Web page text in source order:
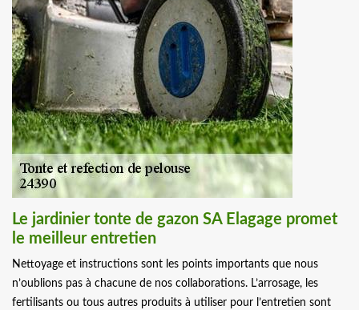
Le jardinier tonte de gazon SA Elagage promet
le meilleur entretien
Nettoyage et instructions sont les points importants que nous
n’oublions pas à chacune de nos collaborations. L’arrosage, les
fertilisants ou tous autres produits à utiliser pour l’entretien sont